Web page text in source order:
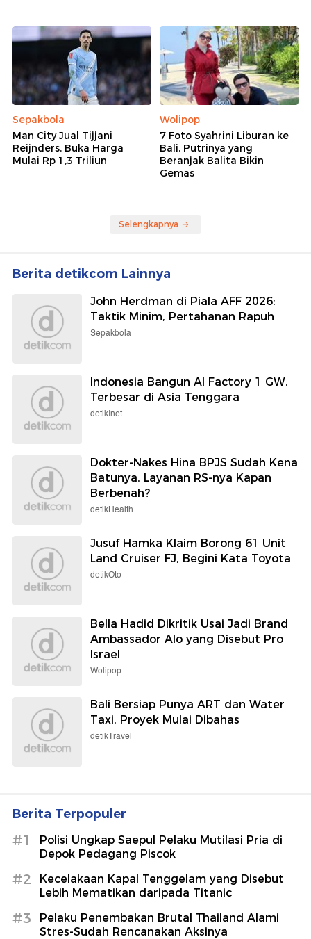
Sepakbola
Man City Jual Tijjani
Reijnders, Buka Harga
Mulai Rp 1,3 Triliun
Wolipop
7 Foto Syahrini Liburan ke
Bali, Putrinya yang
Beranjak Balita Bikin
Gemas
Selengkapnya
Berita detikcom Lainnya
John Herdman di Piala AFF 2026:
Taktik Minim, Pertahanan Rapuh
Sepakbola
Indonesia Bangun AI Factory 1 GW,
Terbesar di Asia Tenggara
detikInet
Dokter-Nakes Hina BPJS Sudah Kena
Batunya, Layanan RS-nya Kapan
Berbenah?
detikHealth
Jusuf Hamka Klaim Borong 61 Unit
Land Cruiser FJ, Begini Kata Toyota
detikOto
Bella Hadid Dikritik Usai Jadi Brand
Ambassador Alo yang Disebut Pro
Israel
Wolipop
Bali Bersiap Punya ART dan Water
Taxi, Proyek Mulai Dibahas
detikTravel
Berita Terpopuler
#1
Polisi Ungkap Saepul Pelaku Mutilasi Pria di
Depok Pedagang Piscok
#2
Kecelakaan Kapal Tenggelam yang Disebut
Lebih Mematikan daripada Titanic
#3
Pelaku Penembakan Brutal Thailand Alami
Stres-Sudah Rencanakan Aksinya